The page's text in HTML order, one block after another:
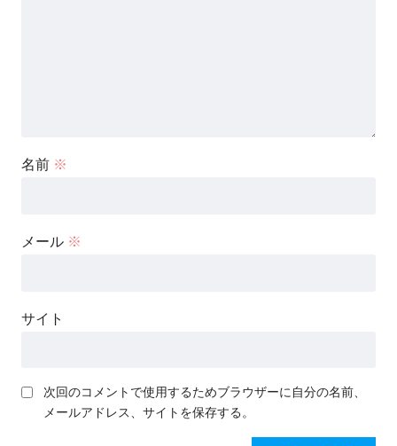
名前 ※
メール ※
サイト
次回のコメントで使用するためブラウザーに自分の名前、
メールアドレス、サイトを保存する。